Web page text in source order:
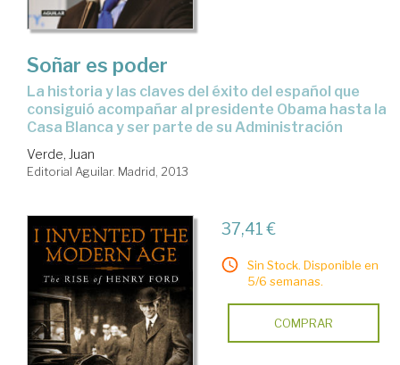
Soñar es poder
la historia y las claves del éxito del español que
consiguió acompañar al presidente Obama hasta la
Casa Blanca y ser parte de su Administración
Verde, Juan
Editorial Aguilar. Madrid, 2013
37,41 €
Sin Stock. Disponible en
5/6 semanas.
COMPRAR